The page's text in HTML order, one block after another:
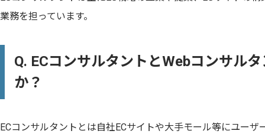
業務を担っています。
Q. ECコンサルタントとWebコンサル
か？
ECコンサルタントとは自社ECサイトや大手モール等にユー